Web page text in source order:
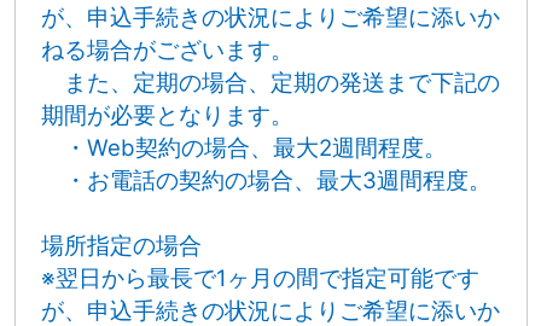
が、申込手続きの状況によりご希望に添いか
ねる場合がございます。
また、定期の場合、定期の発送まで下記の
期間が必要となります。
・Web契約の場合、最大2週間程度。
・お電話の契約の場合、最大3週間程度。
場所指定の場合
※翌日から最長で1ヶ月の間で指定可能です
が、申込手続きの状況によりご希望に添いか